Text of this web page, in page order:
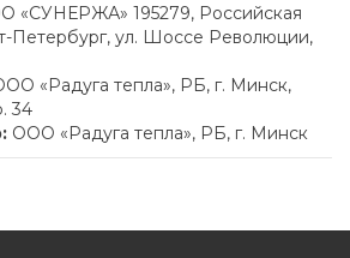
«СУНЕРЖА» 195279, Российская
Петербург, ул. Шоссе Революции,
«Радуга тепла», РБ, г. Минск,
34
ООО «Радуга тепла», РБ, г. Минск